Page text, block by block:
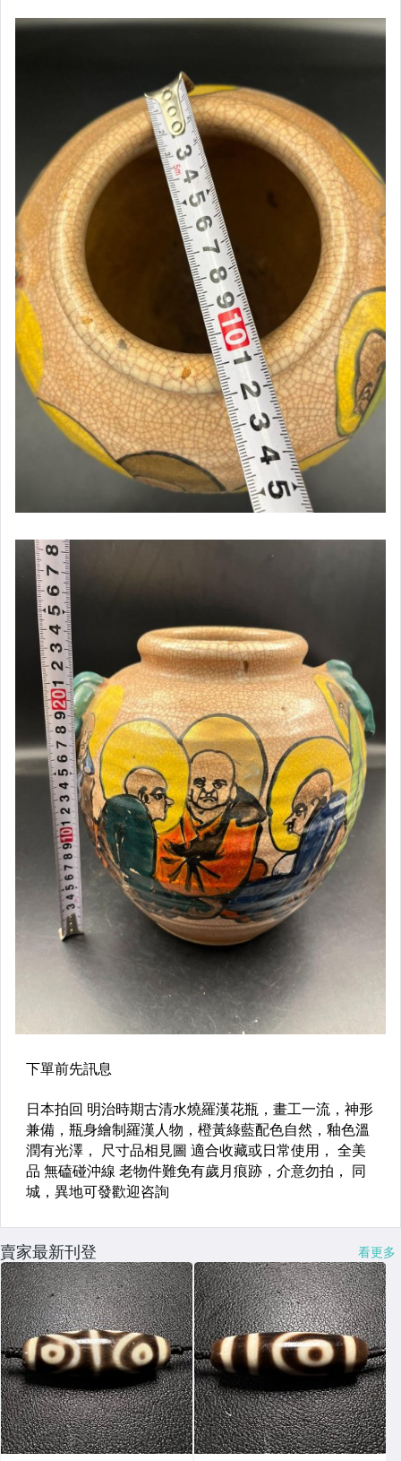
賣家最新刊登 看更多